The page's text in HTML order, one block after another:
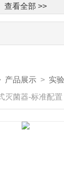
查看全部 >>
产品展示 > 实
灭菌器-标准配置